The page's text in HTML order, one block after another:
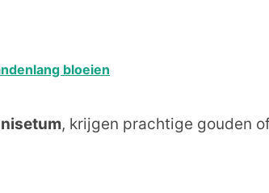
bloeien
, krijgen prachtige gouden